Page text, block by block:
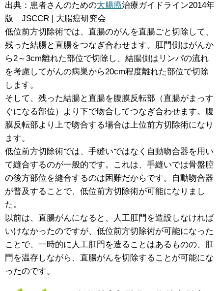
出典：患者さんのための大腸癌治療ガイドライン2014年
版 JSCCR | 大腸癌研究会
低位前方切除術では、直腸のがんを直腸ごと切除して、
残った結腸と直腸をつなぎ合わせます。肛門側はがんか
ら2～3cm離れた部位で切除し、結腸側はリンパの流れ
を考慮してがんの病巣から20cm程度離れた部位で切除
します。
そして、残った結腸と直腸を腹膜反転部（直腸がまっす
ぐになる部位）より下で吻合してつなぎ合わせます。腹
膜反転部より上で吻合する場合は上位前方切除術になり
ます。
低位前方切除術では、手縫いではなく自動吻合器を用い
て縫合するのが一般的です。これは、手縫いでは骨盤腔
の後方部位を縫合するのは困難だからです。自動吻合器
が普及することで、低位前方切除術が可能になりまし
た。
以前は、直腸がんになると、人工肛門を造設しなければ
いけなかったのですが、低位前方切除術が可能になった
ことで、一時的に人工肛門を造ることはあるものの、肛
門を温存しながら、直腸がんを切除することが可能にな
ったのです。